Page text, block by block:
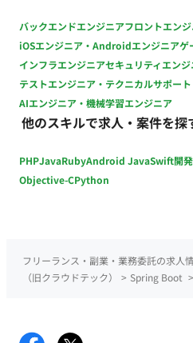
バックエンドエンジニアフロントエン
iOSエンジニア・Androidエンジニアゲ
インフラエンジニアセキュリティエン
テストエンジニア・テクニカルサポート
AIエンジニア・機械学習エンジニア
他のスキルで求人・案件を探
PHPJavaRubyAndroid JavaSwift開
Objective-CPython
フリーランス・副業・業務委託の求人
（旧クラウドテック）
> Spring Boot >